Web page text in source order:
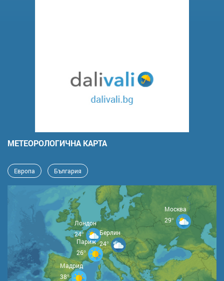
MЕТЕОРОЛОГИЧНА КАРТА
Европа България
Лондон
24°
Берлин
24°
Мадрид
38°
Париж
26°
Москва
29°